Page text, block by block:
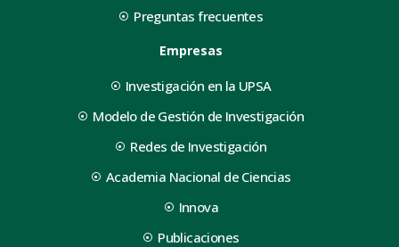
Preguntas frecuentes
Empresas
Investigación en la UPSA
Modelo de Gestión de Investigación
Redes de Investigación
Academia Nacional de Ciencias
Innova
Publicaciones